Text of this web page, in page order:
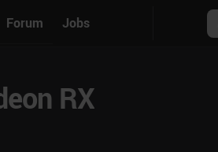
Forum Jobs
RX